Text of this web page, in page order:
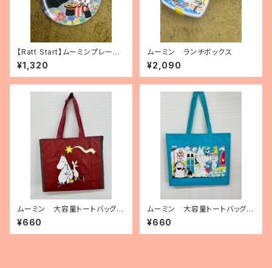
【Ratt Start】ムーミンプレート
「Festivities」
¥1,320
ムーミン ランチボックス
¥2,090
ムーミン 大容量トートバッグ
（ポリプロピレン製）「ムーミンと
彗星」
¥660
ムーミン 大容量トートバッグ
（ポリプロピレン製）「Moomin
on cover」
¥660